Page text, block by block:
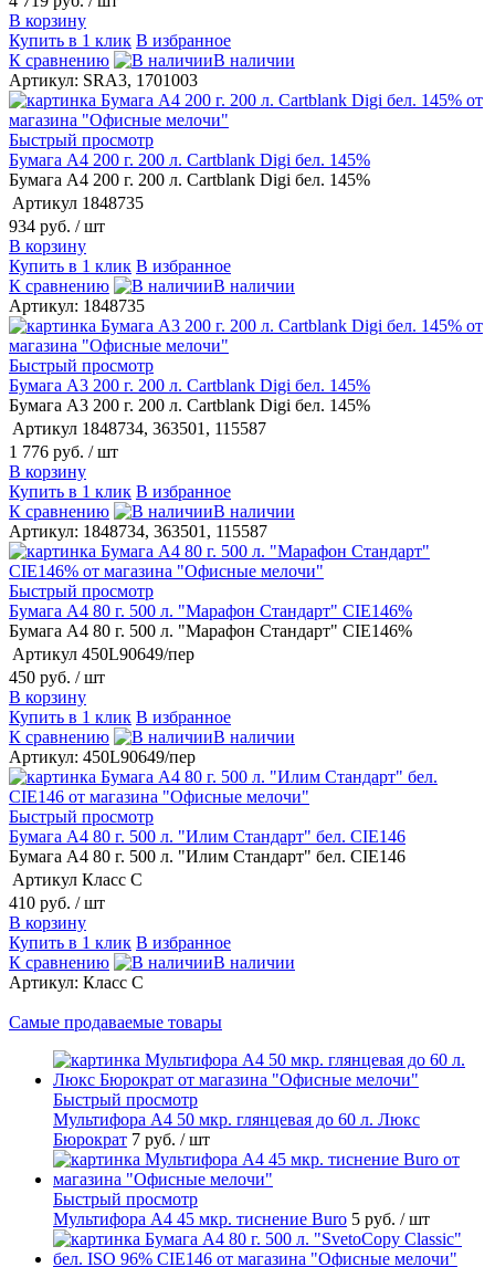
В корзину
Купить в 1 клик В избранное
К сравнению
В наличии
Артикул: SRA3, 1701003
Быстрый просмотр
Бумага А4 200 г. 200 л. Cartblank Digi бел. 145%
Бумага А4 200 г. 200 л. Cartblank Digi бел. 145%
Артикул 1848735
934 руб. / шт
В корзину
Купить в 1 клик В избранное
К сравнению
В наличии
Артикул: 1848735
Быстрый просмотр
Бумага А3 200 г. 200 л. Cartblank Digi бел. 145%
Бумага А3 200 г. 200 л. Cartblank Digi бел. 145%
Артикул 1848734, 363501, 115587
1 776 руб. / шт
В корзину
Купить в 1 клик В избранное
К сравнению
В наличии
Артикул: 1848734, 363501, 115587
Быстрый просмотр
Бумага А4 80 г. 500 л. "Марафон Стандарт" CIE146%
Бумага А4 80 г. 500 л. "Марафон Стандарт" CIE146%
Артикул 450L90649/пер
450 руб. / шт
В корзину
Купить в 1 клик В избранное
К сравнению
В наличии
Артикул: 450L90649/пер
Быстрый просмотр
Бумага А4 80 г. 500 л. "Илим Стандарт" бел. CIE146
Бумага А4 80 г. 500 л. "Илим Стандарт" бел. CIE146
Артикул Класс С
410 руб. / шт
В корзину
Купить в 1 клик В избранное
К сравнению
В наличии
Артикул: Класс С
Самые продаваемые товары
Быстрый просмотр
Мультифора А4 50 мкр. глянцевая до 60 л. Люкс
Бюрократ 7 руб. / шт
Быстрый просмотр
Мультифора А4 45 мкр. тиснение Buro 5 руб. / шт